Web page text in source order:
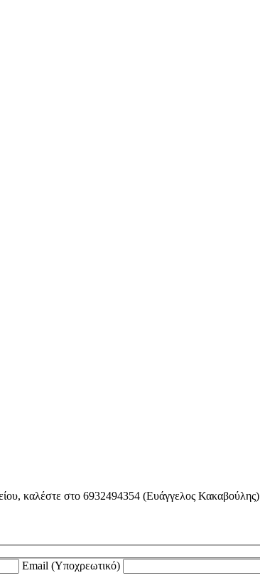
καλέστε στο 6932494354 (Ευάγγελος Κακαβούλης)
Email (Υποχρεωτικό)